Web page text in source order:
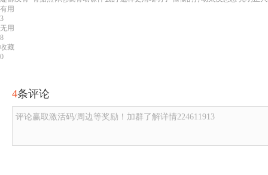
有用
3
无用
8
收藏
0
4条评论
评论赢取激活码/周边等奖励！加群了解详情224611913